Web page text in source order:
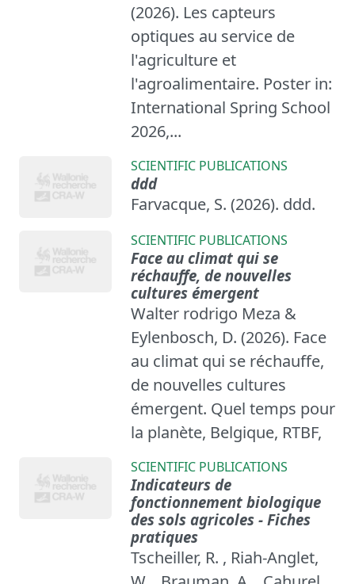
(2026). Les capteurs
optiques au service de
l'agriculture et
l'agroalimentaire. Poster in:
International Spring School
2026,...
SCIENTIFIC PUBLICATIONS
ddd
Farvacque, S. (2026). ddd.
SCIENTIFIC PUBLICATIONS
Face au climat qui se
réchauffe, de nouvelles
cultures émergent
Walter rodrigo Meza &
Eylenbosch, D. (2026). Face
au climat qui se réchauffe,
de nouvelles cultures
émergent. Quel temps pour
la planète, Belgique, RTBF,
SCIENTIFIC PUBLICATIONS
Indicateurs de
fonctionnement biologique
des sols agricoles - Fiches
pratiques
Tscheiller, R. , Riah-Anglet,